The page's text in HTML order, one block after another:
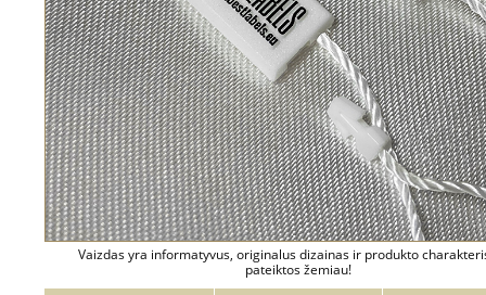
Vaizdas yra informatyvus, originalus dizainas ir produkto
pateiktos žemiau!